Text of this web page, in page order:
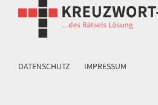
DATENSCHUTZ IMPRESSUM